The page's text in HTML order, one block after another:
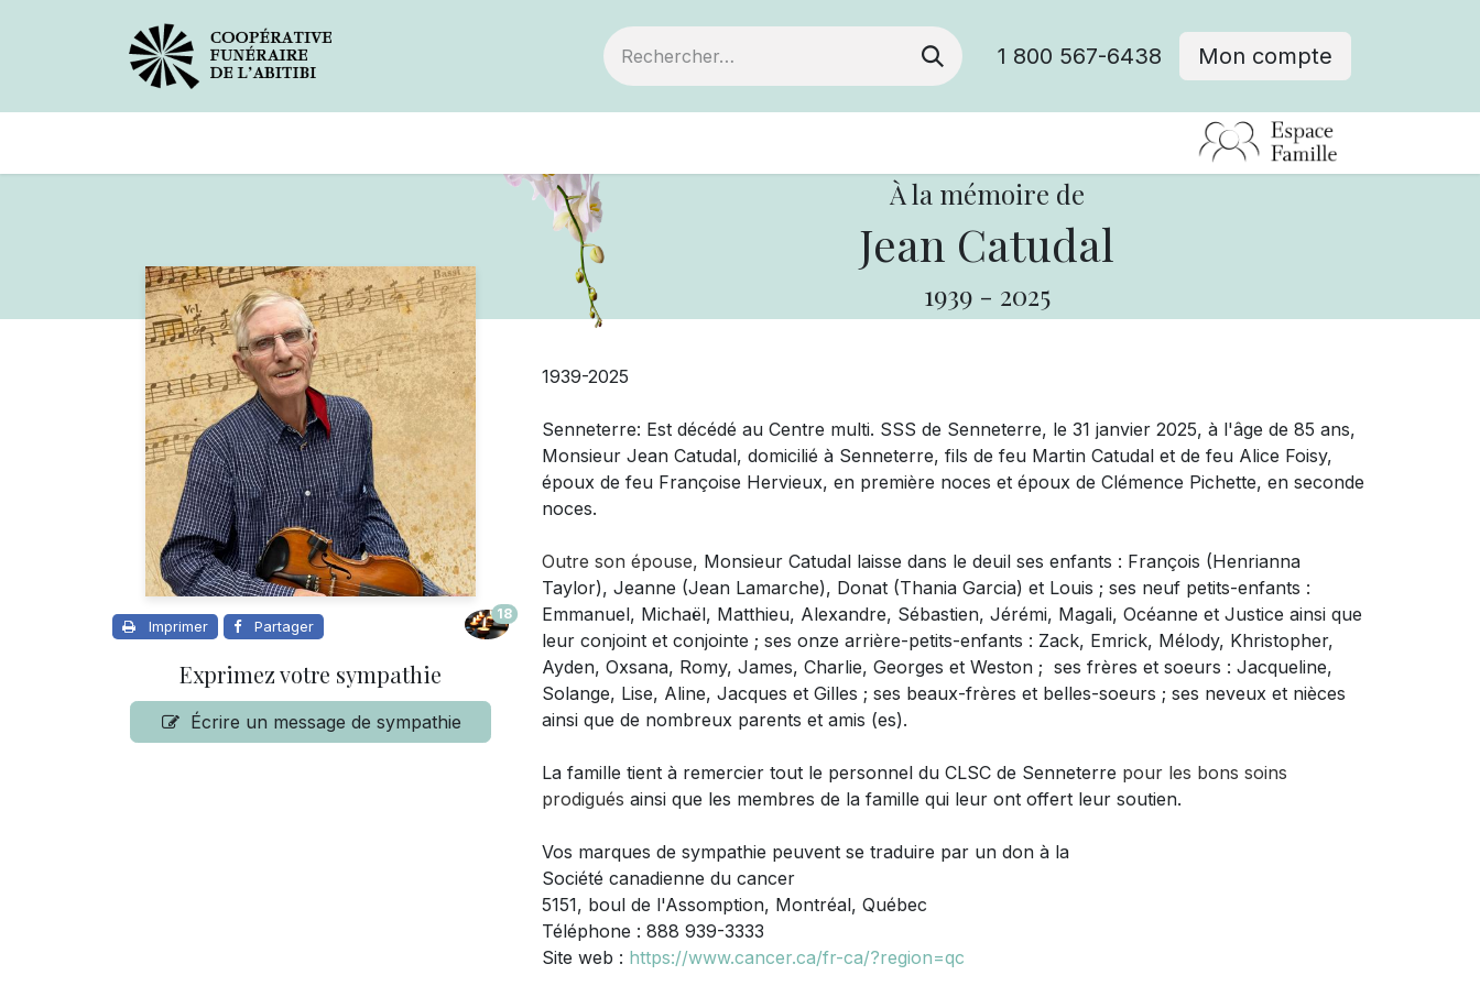
1 800 567-6438 Mon compte
À la mémoire de
Jean Catudal
1939 - 2025
Imprimer Partager
18
Exprimez votre sympathie
Écrire un message de sympathie
1939-2025
Senneterre: Est décédé au Centre multi. SSS de Senneterre, le 31 janvier 2025, à l'âge de 85 ans,
Monsieur Jean Catudal, domicilié à Senneterre, fils de feu Martin Catudal et de feu Alice Foisy,
époux de feu Françoise Hervieux, en première noces et époux de Clémence Pichette, en seconde
noces.
Outre son épouse, Monsieur Catudal laisse dans le deuil ses enfants : François (Henrianna
Taylor), Jeanne (Jean Lamarche), Donat (Thania Garcia) et Louis ; ses neuf petits-enfants :
Emmanuel, Michaël, Matthieu, Alexandre, Sébastien, Jérémi, Magali, Océanne et Justice ainsi que
leur conjoint et conjointe ; ses onze arrière-petits-enfants : Zack, Emrick, Mélody, Khristopher,
Ayden, Oxsana, Romy, James, Charlie, Georges et Weston ; ses frères et soeurs : Jacqueline,
Solange, Lise, Aline, Jacques et Gilles ; ses beaux-frères et belles-soeurs ; ses neveux et nièces
ainsi que de nombreux parents et amis (es).
La famille tient à remercier tout le personnel du CLSC de Senneterre pour les bons soins
prodigués ainsi que les membres de la famille qui leur ont offert leur soutien.
Vos marques de sympathie peuvent se traduire par un don à la
Société canadienne du cancer
5151, boul de l'Assomption, Montréal, Québec
Téléphone : 888 939-3333
Site web : https://www.cancer.ca/fr-ca/?region=qc